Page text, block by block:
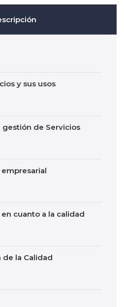
y sus usos
de Servicios
cuanto a la calidad
de la Calidad